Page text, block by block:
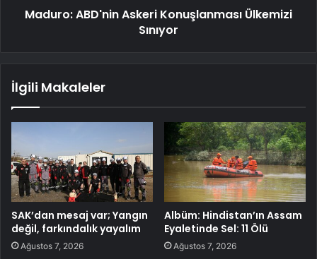
Maduro: ABD'nin Askeri Konuşlanması Ülkemizi
Sınıyor
İlgili Makaleler
SAK’dan mesaj var; Yangın
değil, farkındalık yayalım
Ağustos 7, 2026
Albüm: Hindistan’ın Assam
Eyaletinde Sel: 11 Ölü
Ağustos 7, 2026